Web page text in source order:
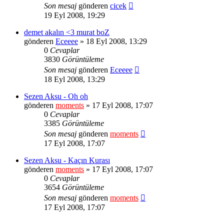
Son mesaj gönderen cicek
19 Eyl 2008, 19:29
demet akalın <3 murat boZ
gönderen Eceeee » 18 Eyl 2008, 13:29
0 Cevaplar
3830 Görüntüleme
Son mesaj gönderen Eceeee
18 Eyl 2008, 13:29
Sezen Aksu - Oh oh
gönderen moments » 17 Eyl 2008, 17:07
0 Cevaplar
3385 Görüntüleme
Son mesaj gönderen moments
17 Eyl 2008, 17:07
Sezen Aksu - Kaçın Kurası
gönderen moments » 17 Eyl 2008, 17:07
0 Cevaplar
3654 Görüntüleme
Son mesaj gönderen moments
17 Eyl 2008, 17:07